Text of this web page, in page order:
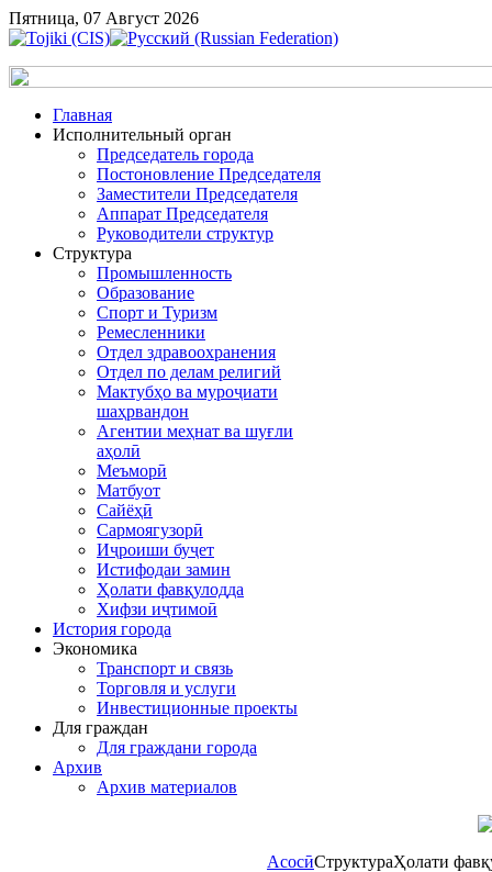
Пятница, 07 Август 2026
Главная
Исполнительный орган
Председатель города
Постоновление Председателя
Заместители Председателя
Аппарат Председателя
Руководители структур
Структура
Промышленность
Образование
Спорт и Туризм
Ремесленники
Отдел здравоохранения
Отдел по делам религий
Мактубҳо ва муроҷиати
шаҳрвандон
Агентии меҳнат ва шуғли
аҳолӣ
Меъморӣ
Матбуот
Сайёҳӣ
Сармоягузорӣ
Иҷроиши буҷет
Истифодаи замин
Ҳолати фавқулодда
Хифзи иҷтимоӣ
История города
Экономика
Транспорт и связь
Торговля и услуги
Инвестиционные проекты
Для граждан
Для граждани города
Архив
Архив материалов
АсосӣСтруктураҲолати